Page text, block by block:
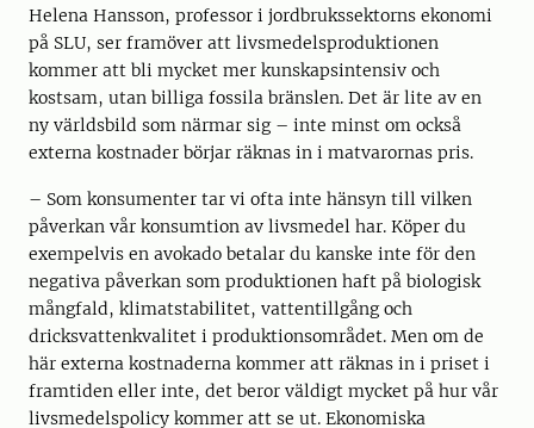
Helena Hansson, professor i jordbrukssektorns ekonomi
på SLU, ser framöver att livsmedelsproduktionen
kommer att bli mycket mer kunskapsintensiv och
kostsam, utan billiga fossila bränslen. Det är lite av en
ny världsbild som närmar sig – inte minst om också
externa kostnader börjar räknas in i matvarornas pris.
– Som konsumenter tar vi ofta inte hänsyn till vilken
påverkan vår konsumtion av livsmedel har. Köper du
exempelvis en avokado betalar du kanske inte för den
negativa påverkan som produktionen haft på biologisk
mångfald, klimatstabilitet, vattentillgång och
dricksvattenkvalitet i produktionsområdet. Men om de
här externa kostnaderna kommer att räknas in i priset i
framtiden eller inte, det beror väldigt mycket på hur vår
livsmedelspolicy kommer att se ut. Ekonomiska